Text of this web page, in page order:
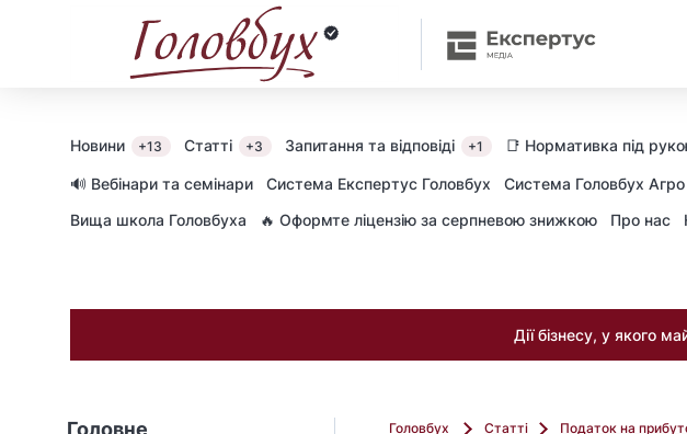
Новини +13 Статті +3 Запитання та відповіді +1 📑 Нормативка під
🔊 Вебінари та семінари Cистема Експертус Головбух Система Головбух Агро
Вища школа Головбуха
🔥 Оформте ліцензію за серпневою знижкою Про нас
Дії бізнесу, у якого
Головне Головбух Статті Податок на